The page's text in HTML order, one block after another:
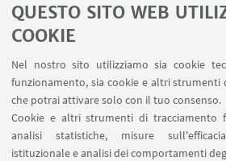
QUESTO SITO WEB
COOKIE
Nel nostro sito utilizziamo sia cookie
funzionamento, sia cookie e altri
che potrai attivare solo con il tuo consenso.
Cookie e altri strumenti di tracciamento
analisi statistiche, misure
istituzionale e analisi dei comportamenti